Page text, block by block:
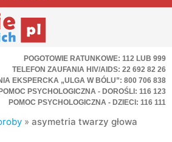
POGOTOWIE RATUNKOWE: 112 LUB 999
TELEFON ZAUFANIA HIV/AIDS: 22 692 82 26
EKSPERCKA „ULGA W BÓLU”: 800 706 838
POMOC PSYCHOLOGICZNA - DOROŚLI: 116 123
POMOC PSYCHOLOGICZNA - DZIECI: 116 111
»asymetria twarzy głowa